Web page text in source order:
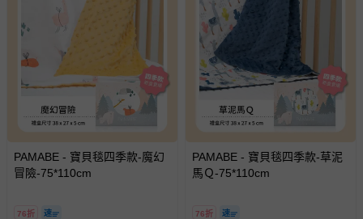
PAMABE - 寶貝毯四季款-魔幻
冒險-75*110cm
76折
PAMABE - 寶貝毯四季款-草泥
馬Ｑ-75*110cm
76折